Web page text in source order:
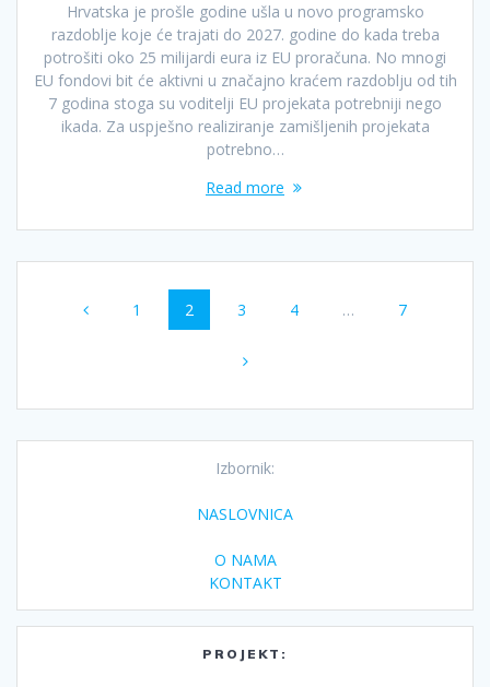
Hrvatska je prošle godine ušla u novo programsko
razdoblje koje će trajati do 2027. godine do kada treba
potrošiti oko 25 milijardi eura iz EU proračuna. No mnogi
EU fondovi bit će aktivni u značajno kraćem razdoblju od tih
7 godina stoga su voditelji EU projekata potrebniji nego
ikada. Za uspješno realiziranje zamišljenih projekata
potrebno…
Read more
navigation
Page
1 Page
2 Page
3 Page
4 … Page
7
Izbornik:
NASLOVNICA
O NAMA
KONTAKT
PROJEKT: